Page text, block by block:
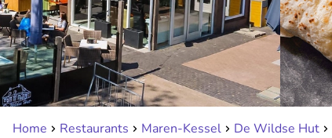
Home Restaurants Maren-Kessel De Wildse Hut